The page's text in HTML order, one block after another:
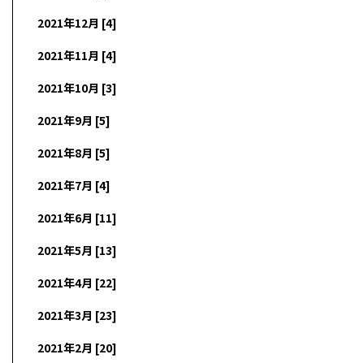
2021年12月 [4]
2021年11月 [4]
2021年10月 [3]
2021年9月 [5]
2021年8月 [5]
2021年7月 [4]
2021年6月 [11]
2021年5月 [13]
2021年4月 [22]
2021年3月 [23]
2021年2月 [20]